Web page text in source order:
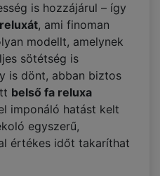
is hozzájárul – így
, ami finoman
modellt, amelynek
sötétség is
is dönt, abban biztos
belső fa reluxa
imponáló hatást kelt
egyszerű,
értékes időt takaríthat